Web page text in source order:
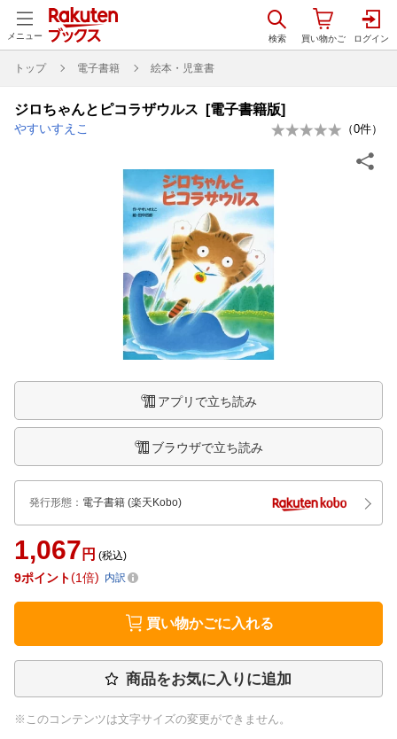
メニュー
トップ 電子書籍 絵本・児童書
ジロちゃんとピコラザウルス [電子書籍版]
やすいすえこ （0件）
アプリで立ち読み
ブラウザで立ち読み
発行形態 ： 電子書籍 (楽天Kobo)
1,067 円 (税込)
9ポイント 1倍 内訳
買い物かごに入れる
商品をお気に入りに追加
※このコンテンツは文字サイズの変更ができません。